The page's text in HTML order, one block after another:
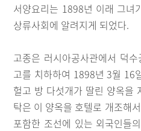
서양요리는 1898년 이래 그녀
상류사회에 알려지게 되었다.
고종은 러시아공사관에서 덕
고를 치하하여 1898년 3월 16
헐고 방 다섯개가 딸린 양옥을
탁은 이 양옥을 호텔로 개조해
포함한 조선에 있는 외국인들